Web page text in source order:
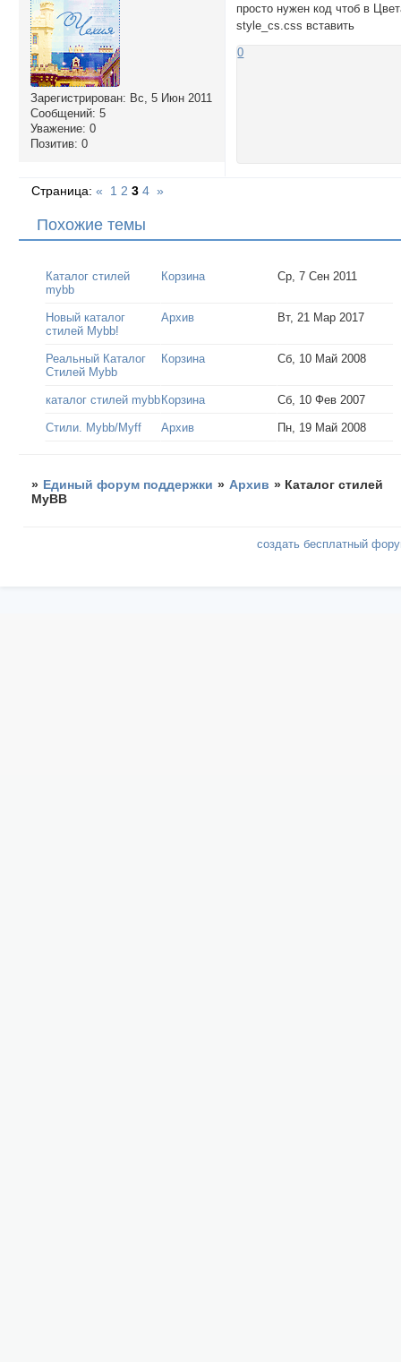
Зарегистрирован: Вс, 5 Июн 2011
Сообщений: 5
Уважение: 0
Позитив: 0
просто нужен код чтоб в
style_cs.css вставить
0
Страница:« 1 2 3 4 »
Похожие темы
Каталог стилей
mybb
Корзина Ср, 7 Сен 2011
Новый каталог
стилей Mybb!
Архив Вт, 21 Мар 2017
Реальный Каталог
Стилей Mybb
Корзина Сб, 10 Май 2008
каталог стилей mybb Корзина Сб, 10 Фев 2007
Стили. Mybb/Myff Архив Пн, 19 Май 2008
» Единый форум поддержки » Архив » Каталог стилей
MyBB
создать бесплатный